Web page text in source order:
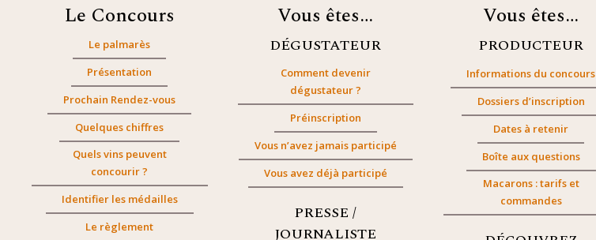
Le Concours
Le palmarès
Présentation
Prochain Rendez-vous
Quelques chiffres
Quels vins peuvent
concourir ?
Identifier les médailles
Le règlement
Vous êtes…
DÉGUSTATEUR
Comment devenir
dégustateur ?
Préinscription
Vous n’avez jamais participé
Vous avez déjà participé
PRESSE /
JOURNALISTE
Vous êtes…
PRODUCTEUR
Informations du concours
Dossiers d’inscription
Dates à retenir
Boîte aux questions
Macarons : tarifs et
commandes